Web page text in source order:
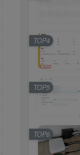
TOP4
TOP5
TOP6